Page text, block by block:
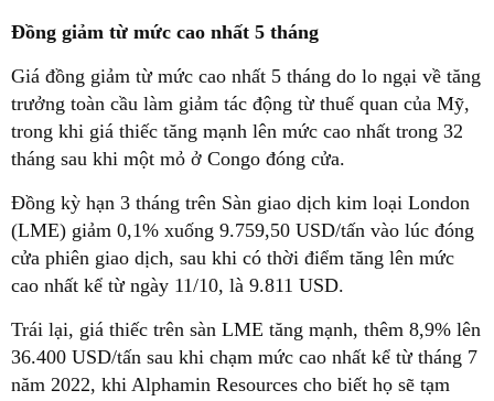
Đồng giảm từ mức cao nhất 5 tháng
Giá đồng giảm từ mức cao nhất 5 tháng do lo ngại về tăng
trưởng toàn cầu làm giảm tác động từ thuế quan của Mỹ,
trong khi giá thiếc tăng mạnh lên mức cao nhất trong 32
tháng sau khi một mỏ ở Congo đóng cửa.
Đồng kỳ hạn 3 tháng trên Sàn giao dịch kim loại London
(LME) giảm 0,1% xuống 9.759,50 USD/tấn vào lúc đóng
cửa phiên giao dịch, sau khi có thời điểm tăng lên mức
cao nhất kể từ ngày 11/10, là 9.811 USD.
Trái lại, giá thiếc trên sàn LME tăng mạnh, thêm 8,9% lên
36.400 USD/tấn sau khi chạm mức cao nhất kể từ tháng 7
năm 2022, khi Alphamin Resources cho biết họ sẽ tạm